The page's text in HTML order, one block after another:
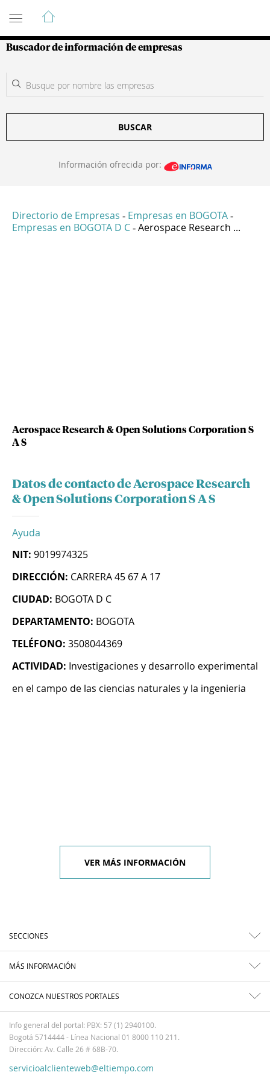
Guía de Empresas Colombianas
Buscador de información de empresas
BUSCAR
Información ofrecida por:
Directorio de Empresas - Empresas en BOGOTA -
Empresas en BOGOTA D C - Aerospace Research ...
Aerospace Research & Open Solutions Corporation S
A S
Datos de contacto de Aerospace Research
& Open Solutions Corporation S A S
Ayuda
NIT: 9019974325
DIRECCIÓN: CARRERA 45 67 A 17
CIUDAD: BOGOTA D C
DEPARTAMENTO: BOGOTA
TELÉFONO: 3508044369
ACTIVIDAD: Investigaciones y desarrollo experimental
en el campo de las ciencias naturales y la ingenieria
VER MÁS INFORMACIÓN
SECCIONES
MÁS INFORMACIÓN
CONOZCA NUESTROS PORTALES
Info general del portal: PBX: 57 (1) 2940100.
Bogotá 5714444 - Línea Nacional 01 8000 110 211.
Dirección: Av. Calle 26 # 68B-70.
servicioalclienteweb@eltiempo.com